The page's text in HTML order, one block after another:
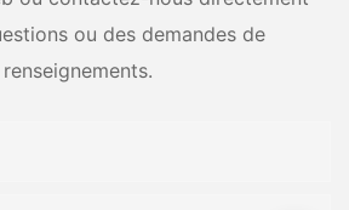
ou des demandes de
renseignements.